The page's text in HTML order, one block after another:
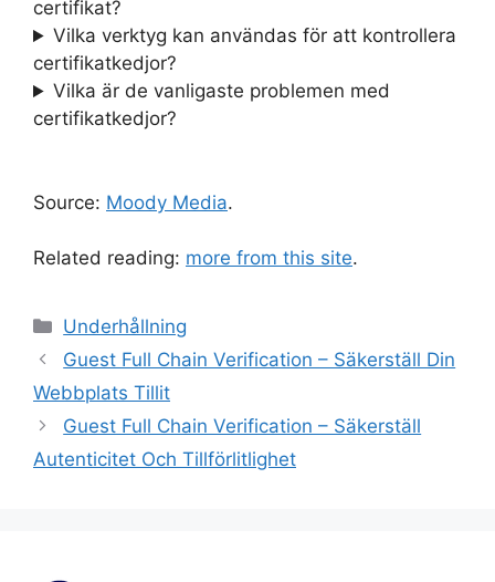
certifikat?
Vilka verktyg kan användas för att kontrollera
certifikatkedjor?
Vilka är de vanligaste problemen med
certifikatkedjor?
Source: Moody Media.
Related reading: more from this site.
Kategorier
Underhållning
Guest Full Chain Verification – Säkerställ Din
Webbplats Tillit
Guest Full Chain Verification – Säkerställ
Autenticitet Och Tillförlitlighet